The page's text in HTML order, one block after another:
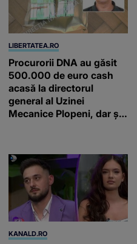
LIBERTATEA.RO
Procurorii DNA au găsit
500.000 de euro cash
acasă la directorul
general al Uzinei
Mecanice Plopeni, dar și
KANALD.RO